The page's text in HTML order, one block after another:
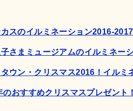
スのイルミネーション2016-
さまミュージアムのイルミネー
タウン・クリスマス2016！イルミ
のおすすめクリスマスプレゼント